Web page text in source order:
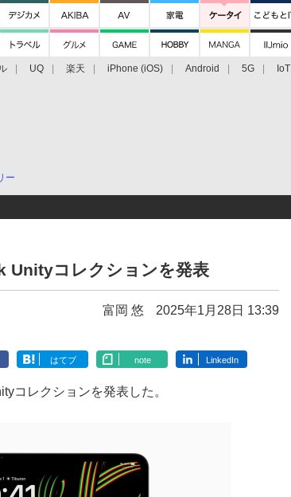
UQ 楽天 iPhone (iOS) Android 5G IoT
ー
Unityコレクションを発表
富岡 悠 2025年1月28日 13:39
はてブ note LinkedIn
コレクションを発表した。